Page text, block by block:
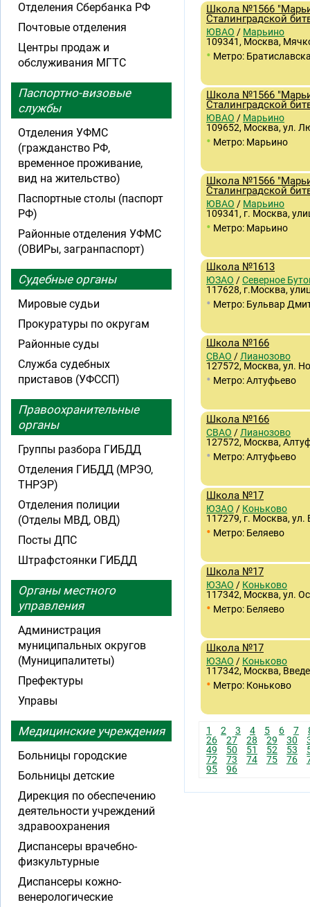
Школа №1566
Сталинградской
ЮВАО / Марьино
109341, Москва,
• Метро:
Школа №1566
Сталинградской
ЮВАО / Марьино
109652, Москва, ул.
• Метро: Марьино
Школа №1566
Сталинградской
ЮВАО / Марьино
109341, г. Москва,
• Метро: Марьино
Школа №1613
ЮЗАО /Северное
117628, г.Москва,
• Метро: Бульвар
Школа №166
СВАО / Лианозово
127572, Москва, ул.
• Метро: Алтуфьево
Школа №166
СВАО / Лианозово
127572, Москва,
• Метро: Алтуфьево
Школа №17
ЮЗАО / Коньково
117279, г. Москва, ул.
• Метро: Беляево
Школа №17
ЮЗАО / Коньково
117342, Москва, ул.
• Метро: Беляево
Школа №17
ЮЗАО / Коньково
117342, Москва,
• Метро: Коньково
1 2 3 4 5 6 7
26
27 28 29 30
49
50 51 52 53
72
73 74 75 76
95
96
Отделения Сбербанка РФ
Почтовые отделения
Центры продаж и
обслуживания МГТС
Паспортно-визовые
службы
Отделения УФМС
(гражданство РФ,
временное проживание,
вид на жительство)
Паспортные столы (паспорт
РФ)
Районные отделения УФМС
(ОВИРы, загранпаспорт)
Судебные органы
Мировые судьи
Прокуратуры по округам
Районные суды
Служба судебных
приставов (УФССП)
Правоохранительные
органы
Группы разбора ГИБДД
Отделения ГИБДД (МРЭО,
ТНРЭР)
Отделения полиции
(Отделы МВД, ОВД)
Посты ДПС
Штрафстоянки ГИБДД
Органы местного
управления
Администрация
муниципальных округов
(Муниципалитеты)
Префектуры
Управы
Медицинские учреждения
Больницы городские
Больницы детские
Дирекция по обеспечению
деятельности учреждений
здравоохранения
Диспансеры врачебно-
физкультурные
Диспансеры кожно-
венерологические